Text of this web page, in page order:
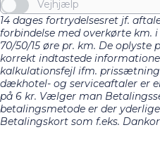
Vejhjælp
14 dages fortrydelsesret jf.
forbindelse med overkørte km.
70/50/15 øre pr. km. De
korrekt indtastede
kalkulationsfejl ifm.
dækhotel- og serviceaftaler er
på 6 kr. Vælger man
betalingsmetode er der
Betalingskort som f.eks.